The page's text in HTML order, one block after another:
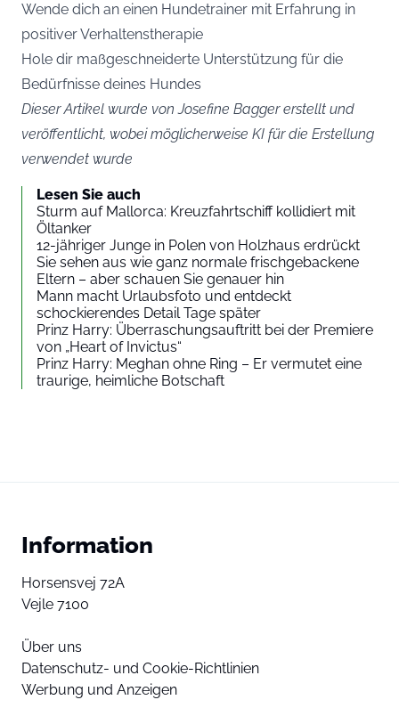
Wende dich an einen Hundetrainer mit Erfahrung in
positiver Verhaltenstherapie
Hole dir maßgeschneiderte Unterstützung für die
Bedürfnisse deines Hundes
Dieser Artikel wurde von Josefine Bagger erstellt und
veröffentlicht, wobei möglicherweise KI für die Erstellung
verwendet wurde
Lesen Sie auch
Sturm auf Mallorca: Kreuzfahrtschiff kollidiert mit
Öltanker
12-jähriger Junge in Polen von Holzhaus erdrückt
Sie sehen aus wie ganz normale frischgebackene
Eltern – aber schauen Sie genauer hin
Mann macht Urlaubsfoto und entdeckt
schockierendes Detail Tage später
Prinz Harry: Überraschungsauftritt bei der Premiere
von „Heart of Invictus“
Prinz Harry: Meghan ohne Ring – Er vermutet eine
traurige, heimliche Botschaft
Information
Horsensvej 72A
Vejle 7100
Über uns
Datenschutz- und Cookie-Richtlinien
Werbung und Anzeigen